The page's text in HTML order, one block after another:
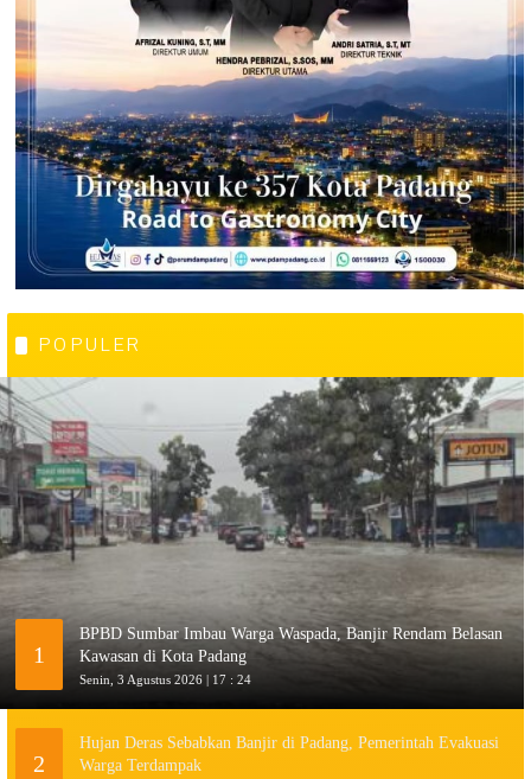
POPULER
1
BPBD Sumbar Imbau Warga Waspada, Banjir Rendam Belasan
Kawasan di Kota Padang
Senin, 3 Agustus 2026 | 17 : 24
2
Hujan Deras Sebabkan Banjir di Padang, Pemerintah Evakuasi
Warga Terdampak